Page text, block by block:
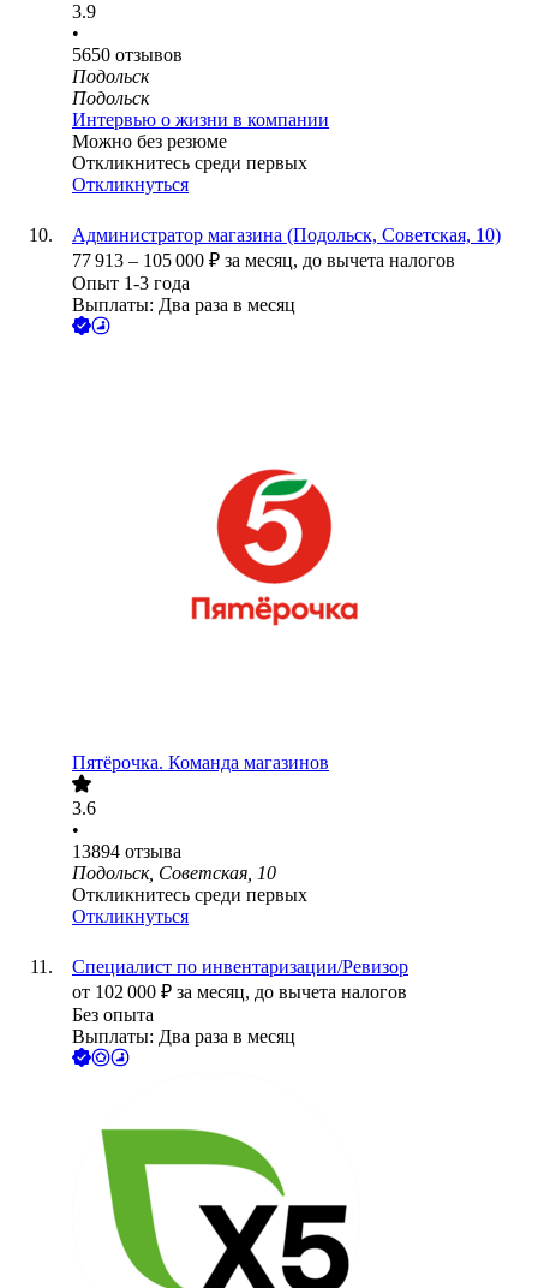
3.9
•
5650 отзывов
Подольск
Подольск
Интервью о жизни в компании
Можно без резюме
Откликнитесь среди первых
Откликнуться
Администратор магазина (Подольск, Советская, 10)
77 913 – 105 000 ₽ за месяц, до вычета налогов
Опыт 1-3 года
Выплаты: Два раза в месяц
Пятёрочка. Команда магазинов
3.6
•
13894 отзыва
Подольск, Советская, 10
Откликнитесь среди первых
Откликнуться
Специалист по инвентаризации/Ревизор
от 102 000 ₽ за месяц, до вычета налогов
Без опыта
Выплаты: Два раза в месяц